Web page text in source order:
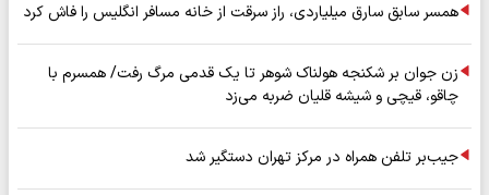
همسر سابق سارق میلیاردی، راز سرقت از خانه مسافر انگلیس را فاش کرد
زن جوان بر شکنجه هولناک شوهر تا یک قدمی مرگ رفت/ همسرم با
چاقو، قیچی و شیشه قلیان ضربه می‌زد
جیب‌بر تلفن همراه در مرکز تهران دستگیر شد